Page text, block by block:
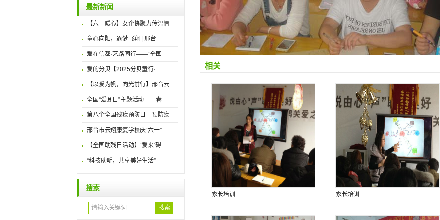
最新新闻
【六一暖心】女企协聚力传温情
童心向阳，逐梦飞翔 | 邢台
爱在信都·艺路同行——“全国
爱的分贝【2025分贝童行·
【以爱为帆，向光前行】邢台云
全国“爱耳日”主题活动——春
第八个全国残疾预防日—预防疾
邢台市云翔康复学校庆“六一”
【全国助残日活动】“爱来‘碍
“科技助听，共享美好生活”—
搜索
相关
家长培训 家长培训